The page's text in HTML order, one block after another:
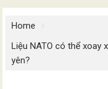
Home
Liệu NATO có thể xoay
yên?